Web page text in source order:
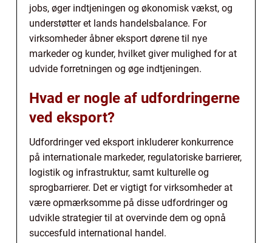
jobs, øger indtjeningen og økonomisk vækst, og
understøtter et lands handelsbalance. For
virksomheder åbner eksport dørene til nye
markeder og kunder, hvilket giver mulighed for at
udvide forretningen og øge indtjeningen.
Hvad er nogle af udfordringerne
ved eksport?
Udfordringer ved eksport inkluderer konkurrence
på internationale markeder, regulatoriske barrierer,
logistik og infrastruktur, samt kulturelle og
sprogbarrierer. Det er vigtigt for virksomheder at
være opmærksomme på disse udfordringer og
udvikle strategier til at overvinde dem og opnå
succesfuld international handel.